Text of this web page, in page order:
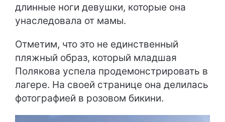
длинные ноги девушки, которые она
унаследовала от мамы.
Отметим, что это не единственный
пляжный образ, который младшая
Полякова успела продемонстрировать в
лагере. На своей странице она делилась
фотографией в розовом бикини.